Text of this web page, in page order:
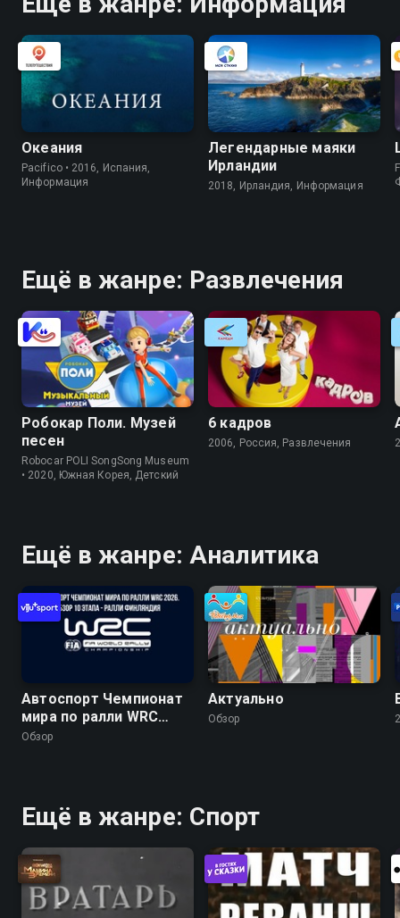
Океания
Pacifico • 2016, Испания,
Информация
Легендарные маяки
Ирландии
2018, Ирландия, Информация
Ещё в жанре: Развлечения
Робокар Поли. Музей
песен
Robocar POLI SongSong Museum
• 2020, Южная Корея, Детский
6 кадров
2006, Россия, Развлечения
Ещё в жанре: Аналитика
Автоспорт Чемпионат
мира по ралли WRC
2026. Обзор 10 этапа -
Обзор
Актуально
Обзор
Ещё в жанре: Спорт